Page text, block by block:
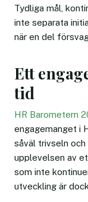
Tydliga mål,
inte separata
när en del
Ett
tid
HR Barometern
engagemanget i
såväl trivseln
upplevelsen av
som inte
utveckling är